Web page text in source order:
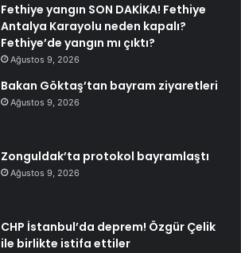
Fethiye yangın SON DAKİKA! Fethiye
Antalya Karayolu neden kapalı?
Fethiye’de yangın mı çıktı?
Ağustos 9, 2026
Bakan Göktaş’tan bayram ziyaretleri
Ağustos 9, 2026
Zonguldak’ta protokol bayramlaştı
Ağustos 9, 2026
CHP İstanbul’da deprem! Özgür Çelik
ile birlikte istifa ettiler